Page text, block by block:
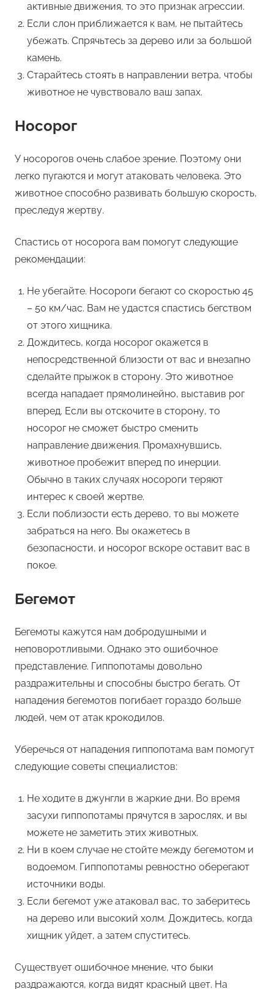
активные движения, то это признак агрессии.
Если слон приближается к вам, не пытайтесь
убежать. Спрячьтесь за дерево или за большой
камень.
Старайтесь стоять в направлении ветра, чтобы
животное не чувствовало ваш запах.
Носорог
У носорогов очень слабое зрение. Поэтому они
легко пугаются и могут атаковать человека. Это
животное способно развивать большую скорость,
преследуя жертву.
Спастись от носорога вам помогут следующие
рекомендации:
Не убегайте. Носороги бегают со скоростью 45
– 50 км/час. Вам не удастся спастись бегством
от этого хищника.
Дождитесь, когда носорог окажется в
непосредственной близости от вас и внезапно
сделайте прыжок в сторону. Это животное
всегда нападает прямолинейно, выставив рог
вперед. Если вы отскочите в сторону, то
носорог не сможет быстро сменить
направление движения. Промахнувшись,
животное пробежит вперед по инерции.
Обычно в таких случаях носороги теряют
интерес к своей жертве.
Если поблизости есть дерево, то вы можете
забраться на него. Вы окажетесь в
безопасности, и носорог вскоре оставит вас в
покое.
Бегемот
Бегемоты кажутся нам добродушными и
неповоротливыми. Однако это ошибочное
представление. Гиппопотамы довольно
раздражительны и способны быстро бегать. От
нападения бегемотов погибает гораздо больше
людей, чем от атак крокодилов.
Уберечься от нападения гиппопотама вам помогут
следующие советы специалистов:
Не ходите в джунгли в жаркие дни. Во время
засухи гиппопотамы прячутся в зарослях, и вы
можете не заметить этих животных.
Ни в коем случае не стойте между бегемотом и
водоемом. Гиппопотамы ревностно оберегают
источники воды.
Если бегемот уже атаковал вас, то заберитесь
на дерево или высокий холм. Дождитесь, когда
хищник уйдет, а затем спуститесь.
Существует ошибочное мнение, что быки
раздражаются, когда видят красный цвет. На